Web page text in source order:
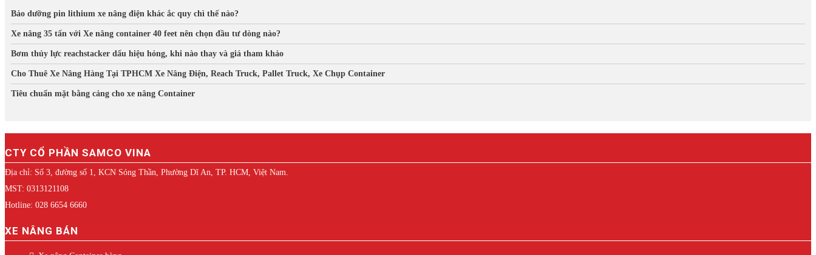
Bảo dưỡng pin lithium xe nâng điện khác ắc quy chì thế nào?
Xe nâng 35 tấn với Xe nâng container 40 feet nên chọn đầu tư dòng nào?
Bơm thủy lực reachstacker dấu hiệu hỏng, khi nào thay và giá tham khảo
Cho Thuê Xe Nâng Hàng Tại TPHCM Xe Nâng Điện, Reach Truck, Pallet Truck, Xe Chụp Container
Tiêu chuẩn mặt bằng cảng cho xe nâng Container
CTY CỔ PHẦN SAMCO VINA
Địa chỉ: Số 3, đường số 1, KCN Sóng Thần, Phường Dĩ An, TP. HCM, Việt Nam.
MST: 0313121108
Hotline: 028 6654 6660
XE NÂNG BÁN